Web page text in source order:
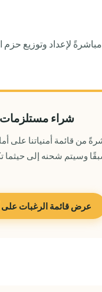
لإعداد وتوزيع حزم
شراء
من قائمة أمنياتنا على
وسيتم شحنه إلى حيثما
عرض قائمة الرغبات على